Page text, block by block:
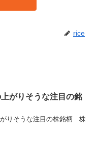
rice
がりそうな注目の銘
りそうな注目の株銘柄 株